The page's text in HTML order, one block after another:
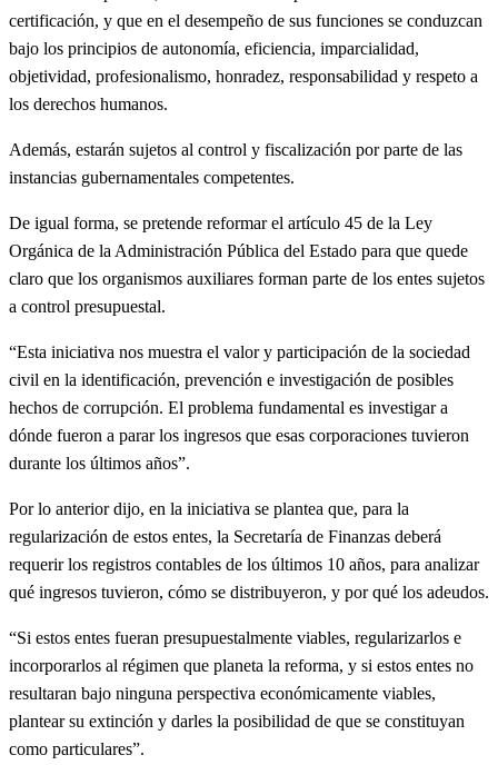
certificación, y que en el desempeño de sus funciones se conduzcan
bajo los principios de autonomía, eficiencia, imparcialidad,
objetividad, profesionalismo, honradez, responsabilidad y respeto a
los derechos humanos.
Además, estarán sujetos al control y fiscalización por parte de las
instancias gubernamentales competentes.
De igual forma, se pretende reformar el artículo 45 de la Ley
Orgánica de la Administración Pública del Estado para que quede
claro que los organismos auxiliares forman parte de los entes sujetos
a control presupuestal.
“Esta iniciativa nos muestra el valor y participación de la sociedad
civil en la identificación, prevención e investigación de posibles
hechos de corrupción. El problema fundamental es investigar a
dónde fueron a parar los ingresos que esas corporaciones tuvieron
durante los últimos años”.
Por lo anterior dijo, en la iniciativa se plantea que, para la
regularización de estos entes, la Secretaría de Finanzas deberá
requerir los registros contables de los últimos 10 años, para analizar
qué ingresos tuvieron, cómo se distribuyeron, y por qué los adeudos.
“Si estos entes fueran presupuestalmente viables, regularizarlos e
incorporarlos al régimen que planeta la reforma, y si estos entes no
resultaran bajo ninguna perspectiva económicamente viables,
plantear su extinción y darles la posibilidad de que se constituyan
como particulares”.